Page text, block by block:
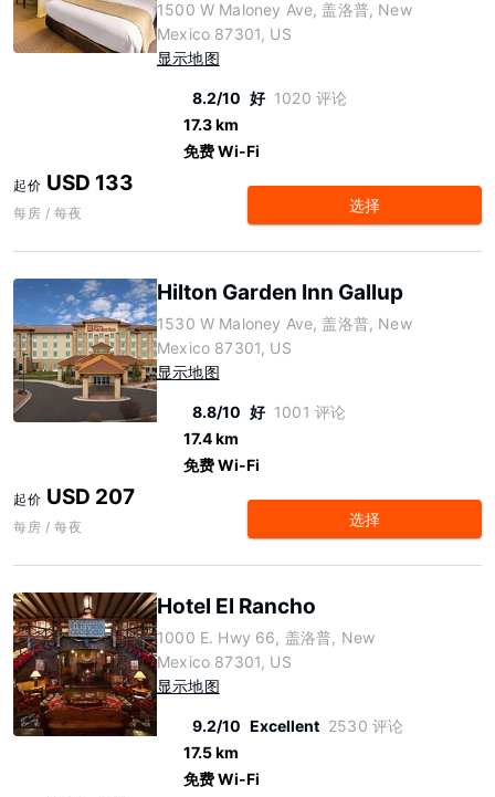
1500 W Maloney Ave, 盖洛普, New
Mexico 87301, US
显示地图
8.2/10 好 1020 评论
17.3 km
免费 Wi-Fi
起价 USD 133
每房 / 每夜 选择
Hilton Garden Inn Gallup
1530 W Maloney Ave, 盖洛普, New
Mexico 87301, US
显示地图
8.8/10 好 1001 评论
17.4 km
免费 Wi-Fi
起价 USD 207
每房 / 每夜 选择
Hotel El Rancho
1000 E. Hwy 66, 盖洛普, New
Mexico 87301, US
显示地图
9.2/10 Excellent 2530 评论
17.5 km
免费 Wi-Fi